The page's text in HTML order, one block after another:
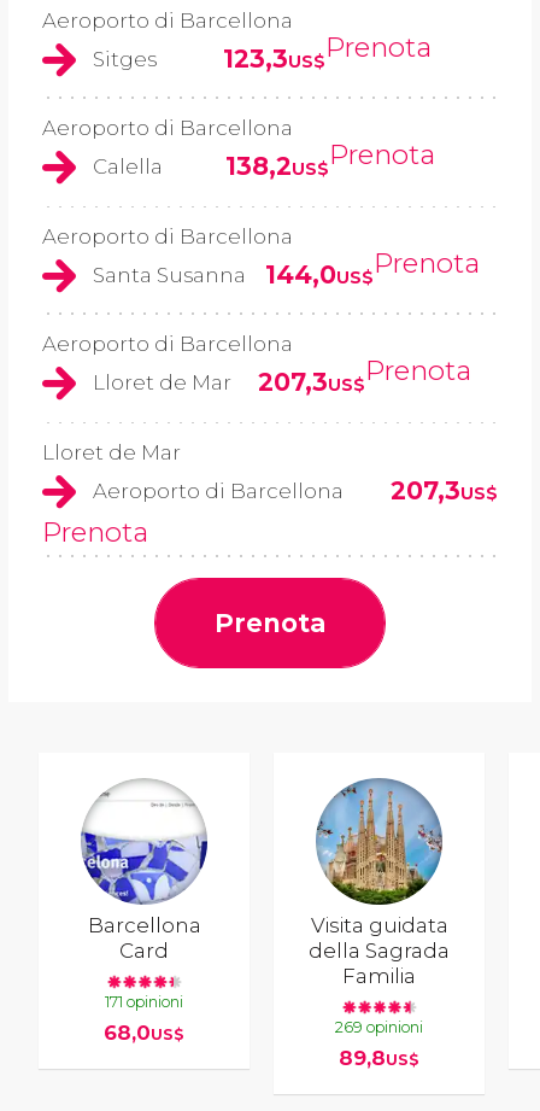
Aeroporto di Barcellona
Sitges
123,3US$Prenota
Aeroporto di Barcellona
Calella
138,2US$Prenota
Aeroporto di Barcellona
Santa Susanna
144,0US$Prenota
Aeroporto di Barcellona
Lloret de Mar
207,3US$Prenota
Lloret de Mar
Aeroporto di Barcellona
207,3US$
Prenota
Prenota
Barcellona
Card
171 opinioni
68,0US$
Visita guidata
della Sagrada
Familia
269 opinioni
89,8US$